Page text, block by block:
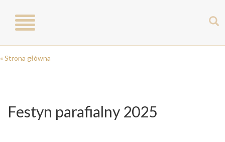
Toggle
navigation
« Strona główna
Festyn parafialny 2025